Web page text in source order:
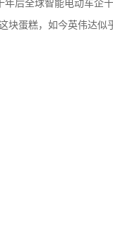
球智能电动车企十强中国占一半 比亚迪、吉
块蛋糕，如今英伟达似